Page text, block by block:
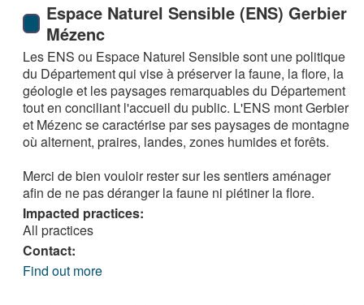
Espace Naturel Sensible (ENS) Gerbier
Mézenc
Les ENS ou Espace Naturel Sensible sont une politique
du Département qui vise à préserver la faune, la flore, la
géologie et les paysages remarquables du Département
tout en conciliant l'accueil du public. L'ENS mont Gerbier
et Mézenc se caractérise par ses paysages de montagne
où alternent, praires, landes, zones humides et forêts.
Merci de bien vouloir rester sur les sentiers aménager
afin de ne pas déranger la faune ni piétiner la flore.
Impacted practices:
All practices
Contact:
Find out more